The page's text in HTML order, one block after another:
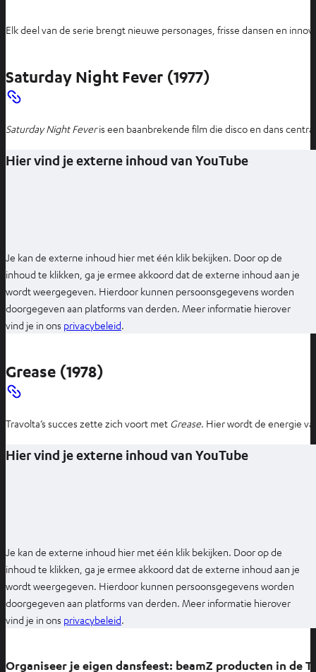
Elk deel van de serie brengt nieuwe personages, frisse dansen en
Saturday Night Fever (1977)
Saturday Night Feveris een baanbrekende film die disco en dans
Hier vind je externe inhoud van YouTube
Je kan de externe inhoud hier met één klik bekijken. Door op de
inhoud te klikken, ga je ermee akkoord dat de externe inhoud aan je
wordt weergegeven. Hierdoor kunnen persoonsgegevens worden
doorgegeven aan platforms van derden. Meer informatie hierover
vind je in ons privacybeleid
n
i
.
Grease (1978)
Travolta’s succes zette zich voort met Grease. Hier wordt de energie
Hier vind je externe inhoud van YouTube
Je kan de externe inhoud hier met één klik bekijken. Door op de
inhoud te klikken, ga je ermee akkoord dat de externe inhoud aan je
wordt weergegeven. Hierdoor kunnen persoonsgegevens worden
doorgegeven aan platforms van derden. Meer informatie hierover
vind je in ons privacybeleid
Organiseer je eigen dansfeest: beamZ producten in de